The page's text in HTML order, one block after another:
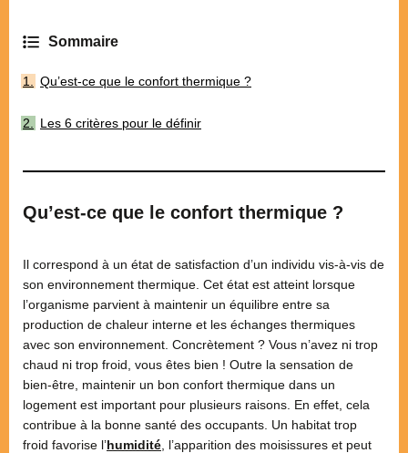
Qu’est-ce que le confort thermique ?
Les 6 critères pour le définir
Qu’est-ce que le confort thermique ?
Il correspond à un état de satisfaction d’un individu vis-à-vis de
son environnement thermique. Cet état est atteint lorsque
l’organisme parvient à maintenir un équilibre entre sa
production de chaleur interne et les échanges thermiques
avec son environnement. Concrètement ? Vous n’avez ni trop
chaud ni trop froid, vous êtes bien ! Outre la sensation de
bien-être, maintenir un bon confort thermique dans un
logement est important pour plusieurs raisons. En effet, cela
contribue à la bonne santé des occupants. Un habitat trop
froid favorise l’humidité , l’apparition des moisissures et peut